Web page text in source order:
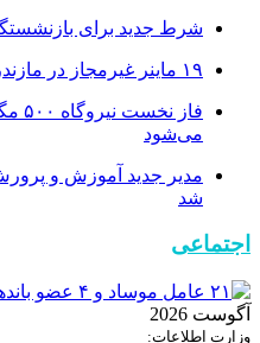
شرط جدید برای
۱۹ ماینر غیرمجاز در مازندران از مدار خارج شد
می‌شود
مدیر جدید آموزش و
شد
اجتماعی
آگوست 2026
وزارت اطلاعات: